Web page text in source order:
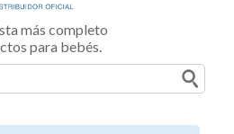
más completo
para bebés.